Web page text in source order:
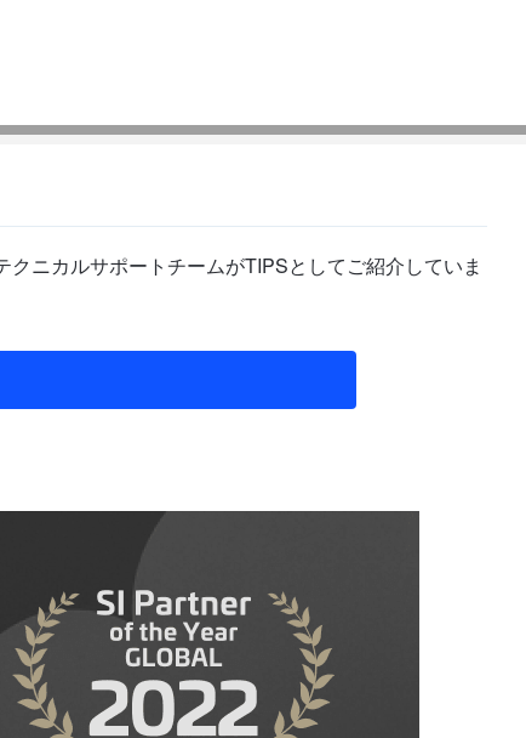
ニカルサポートチームがTIPSとしてご紹介していま